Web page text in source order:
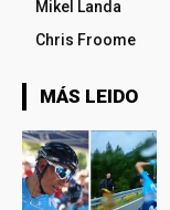
Mikel Landa
Chris Froome
MÁS LEIDO